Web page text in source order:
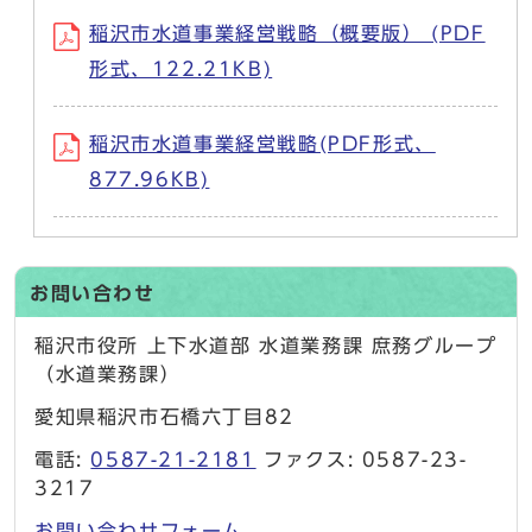
稲沢市水道事業経営戦略（概要版） (PDF
形式、122.21KB)
稲沢市水道事業経営戦略(PDF形式、
877.96KB)
お問い合わせ
稲沢市役所 上下水道部 水道業務課 庶務グループ
（水道業務課）
愛知県稲沢市石橋六丁目82
電話: 0587-21-2181
ファクス: 0587-23-
3217